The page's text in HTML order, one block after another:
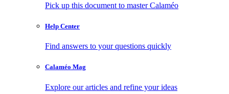
Pick up this document to master Calaméo
Help Center
Find answers to your questions quickly
Calaméo Mag
Explore our articles and refine your ideas